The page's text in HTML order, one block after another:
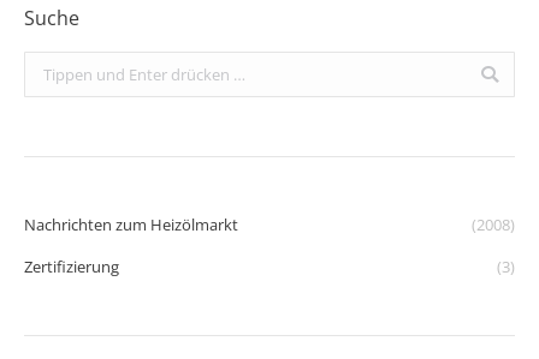
Suche
Search:
Nachrichten zum Heizölmarkt
(2008)
Zertifizierung
(3)